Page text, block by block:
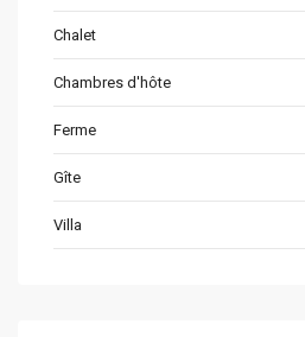
Chalet
Chambres d'hôte
Ferme
Gîte
Villa